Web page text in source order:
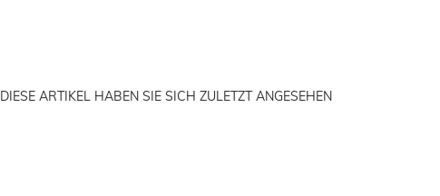
DIESE ARTIKEL HABEN SIE SICH ZULETZT ANGESEHEN